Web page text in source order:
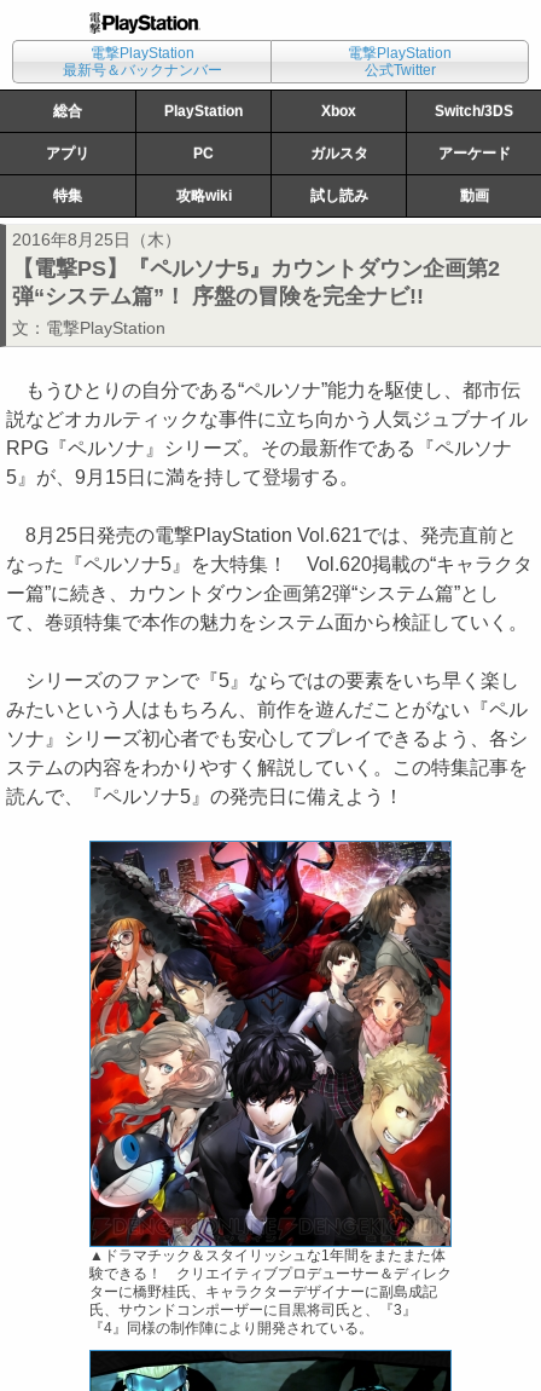
電撃PlayStation
最新号＆バックナンバー
電撃PlayStation
公式Twitter
総合 PlayStation Xbox Switch/3DS
アプリ PC ガルスタ アーケード
特集 攻略wiki 試し読み 動画
2016年8月25日（木）
【電撃PS】『ペルソナ5』カウントダウン企画第2
弾“システム篇”！ 序盤の冒険を完全ナビ!!
文： 電撃PlayStation
もうひとりの自分である“ペルソナ”能力を駆使し、都市伝
説などオカルティックな事件に立ち向かう人気ジュブナイル
RPG『ペルソナ』シリーズ。その最新作である『ペルソナ
5』が、9月15日に満を持して登場する。
8月25日発売の電撃PlayStation Vol.621では、発売直前と
なった『ペルソナ5』を大特集！ Vol.620掲載の“キャラクタ
ー篇”に続き、カウントダウン企画第2弾“システム篇”とし
て、巻頭特集で本作の魅力をシステム面から検証していく。
シリーズのファンで『5』ならではの要素をいち早く楽し
みたいという人はもちろん、前作を遊んだことがない『ペル
ソナ』シリーズ初心者でも安心してプレイできるよう、各シ
ステムの内容をわかりやすく解説していく。この特集記事を
読んで、『ペルソナ5』の発売日に備えよう！
▲ドラマチック＆スタイリッシュな1年間をまたまた体
験できる！ クリエイティブプロデューサー＆ディレク
ターに橋野桂氏、キャラクターデザイナーに副島成記
氏、サウンドコンポーザーに目黒将司氏と、『3』
『4』同様の制作陣により開発されている。